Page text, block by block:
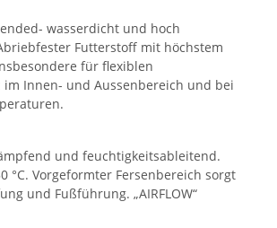
wasserdicht und hoch
Futterstoff mit höchstem
für flexiblen
im Innen- und Aussenbereich und bei
und feuchtigkeitsableitend.
°C. Vorgeformter Fersenbereich sorgt
und Fußführung. „AIRFLOW“